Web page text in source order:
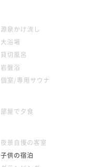
源泉かけ流し
大浴場
貸切風呂
岩盤浴
個室/専用サウナ
部屋で夕食
夜景自慢の客室
子供の宿泊